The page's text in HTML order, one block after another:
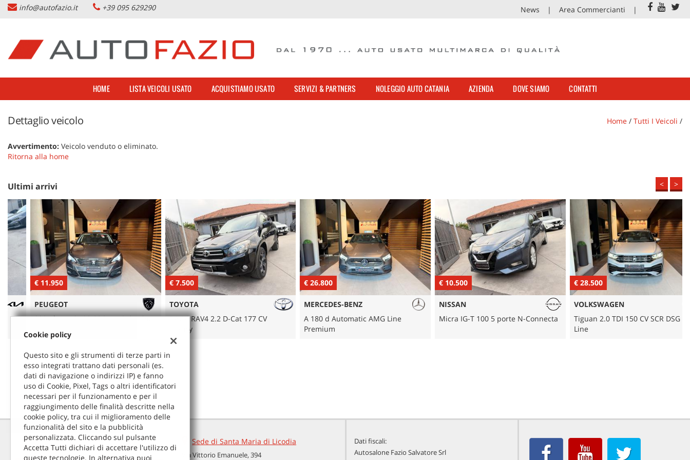
HOME
LISTA VEICOLI USATO
CONTATTI
NEWS
AREA COMMERCIANTI
info@autofazio.it +39 095 629290 News Area Commercianti
HOME LISTA VEICOLI USATO ACQUISTIAMO USATO SERVIZI & PARTNERS NOLEGGIO AUTO CATANIA AZIENDA DOVE SIAMO CONTATTI
Dettaglio veicolo Home / Tutti I Veicoli /
Avvertimento: Veicolo venduto o eliminato.
Ritorna alla home
Ultimi arrivi < >
€ 11.950
PEUGEOT
308 BlueHDi 130 S&S EAT8 GT Line
€ 7.500
TOYOTA
RAV 4 RAV4 2.2 D-Cat 177 CV
€ 26.800
MERCEDES-BENZ
A 180 d Automatic AMG Line
Premium
€ 10.500
NISSAN
Micra IG-T 100 5 porte N-Connecta
€ 28.500
VOLKSWAGEN
Tiguan 2.0 TDI 150 CV SCR DSG R-
Sede di Santa Maria di Licodia
Via Vittorio Emanuele, 394
Dati fiscali:
Autosalone Fazio Salvatore Srl
Cookie policy
Questo sito e gli strumenti di terze parti in
esso integrati trattano dati personali (es.
dati di navigazione o indirizzi IP) e fanno
uso di Cookie, Pixel, Tags o altri identificatori
necessari per il funzionamento e per il
raggiungimento delle finalità descritte nella
cookie policy, tra cui il miglioramento delle
funzionalità del sito e la pubblicità
personalizzata. Cliccando sul pulsante
Accetta Tutti dichiari di accettare l'utilizzo di
queste tecnologie. In alternativa puoi
preferenze
di
consenso
Il
pannello
consente
esprimere
le
tue
di
consenso
alle
tecnologie
di
tracciamento
che
adottiamo
per
offrire
funzionalità
e
svolgere
attività
seguito
descritte.
Per
ottenere
maggiori
informazioni
sull'utilità
funzionamento